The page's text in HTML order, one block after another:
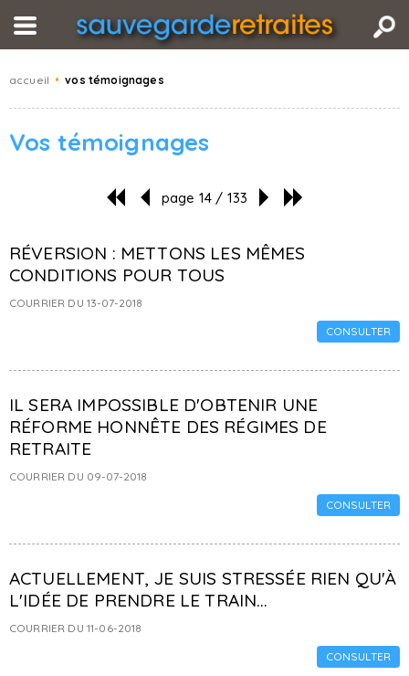
accueil • vos témoignages
Vos témoignages
page 14 / 133
RÉVERSION : METTONS LES MÊMES
CONDITIONS POUR TOUS
COURRIER DU 13-07-2018
CONSULTER
IL SERA IMPOSSIBLE D'OBTENIR UNE
RÉFORME HONNÊTE DES RÉGIMES DE
RETRAITE
COURRIER DU 09-07-2018
CONSULTER
ACTUELLEMENT, JE SUIS STRESSÉE RIEN QU'À
L'IDÉE DE PRENDRE LE TRAIN...
COURRIER DU 11-06-2018
CONSULTER